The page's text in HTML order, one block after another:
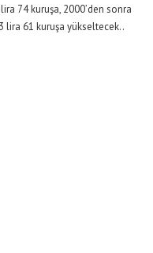
74 kuruşa, 2000’den sonra
lira 61 kuruşa yükseltecek..